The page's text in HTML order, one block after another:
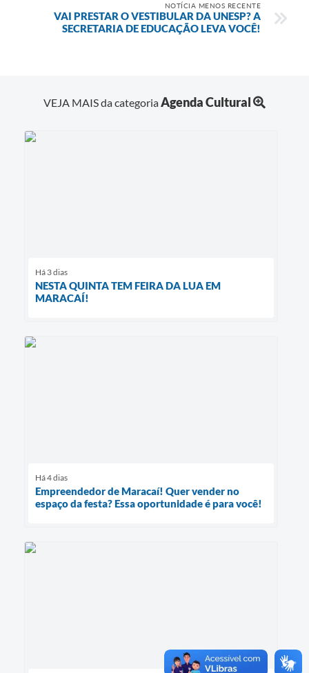
NOTÍCIA MENOS RECENTE
VAI PRESTAR O VESTIBULAR DA UNESP? A
SECRETARIA DE EDUCAÇÃO LEVA VOCÊ!
VEJA MAIS da categoriaAgenda Cultural
Há 3 dias
NESTA QUINTA TEM FEIRA DA LUA EM
MARACAÍ!
Há 4 dias
Empreendedor de Maracaí! Quer vender no
espaço da festa? Essa oportunidade é para você!